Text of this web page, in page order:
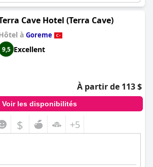
Cave Hotel (Terra Cave)
à Goreme
9,5 Excellent
À partir de 113 $
Voir les disponibilités
$ +5